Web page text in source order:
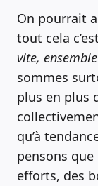
On pourrait
tout cela
vite,
sommes
plus en plus
qu’à
pensons que
efforts, des